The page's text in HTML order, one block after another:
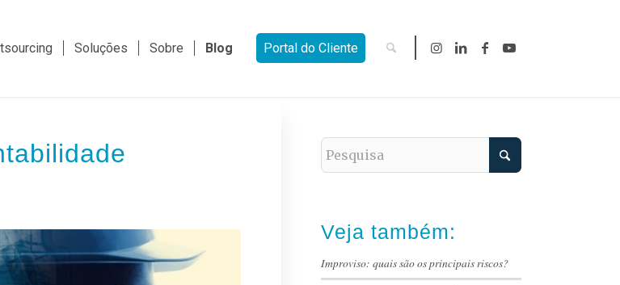
Soluções Sobre Blog Portal do Cliente
Veja também:
Improviso: quais são os principais riscos?